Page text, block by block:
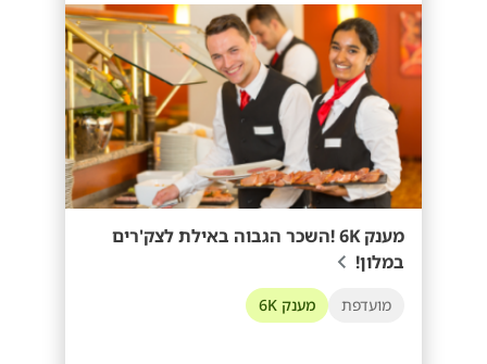
מענק 6K !השכר הגבוה באילת לצק'רים
במלון!
מועדפת מענק 6K